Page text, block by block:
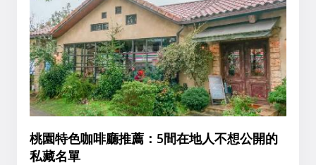
桃園特色咖啡廳推薦：5間在地人不想公開的
私藏名單